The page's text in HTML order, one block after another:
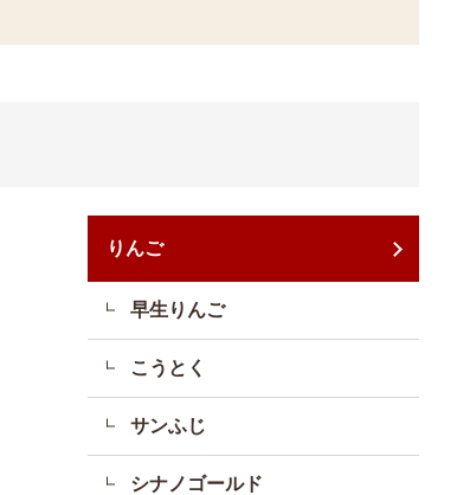
りんご
早生りんご
こうとく
サンふじ
シナノゴールド